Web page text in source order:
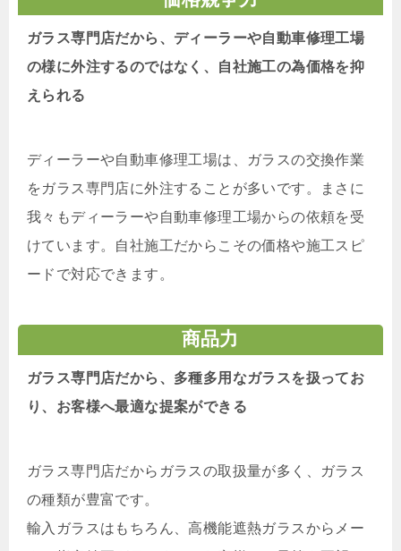
ガラス専門店だから、ディーラーや自動車修理工場
の様に外注するのではなく、自社施工の為価格を抑
えられる
ディーラーや自動車修理工場は、ガラスの交換作業
をガラス専門店に外注することが多いです。まさに
我々もディーラーや自動車修理工場からの依頼を受
けています。自社施工だからこその価格や施工スピ
ードで対応できます。
商品力
ガラス専門店だから、多種多用なガラスを扱ってお
り、お客様へ最適な提案ができる
ガラス専門店だからガラスの取扱量が多く、ガラス
の種類が豊富です。
輸入ガラスはもちろん、高機能遮熱ガラスからメー